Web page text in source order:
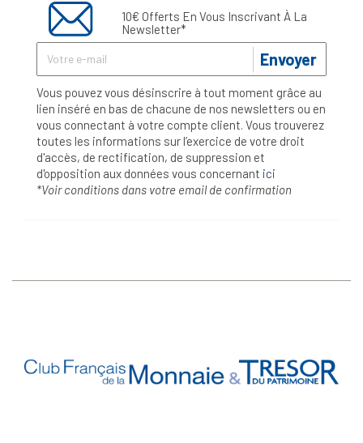
10€ Offerts En Vous Inscrivant À La
Newsletter*
Envoyer
Vous pouvez vous désinscrire à tout moment grâce au
lien inséré en bas de chacune de nos newsletters ou en
vous connectant à votre compte client. Vous trouverez
toutes les informations sur l’exercice de votre droit
d'accès, de rectification, de suppression et
d'opposition aux données vous concernant ici
*Voir conditions dans votre email de confirmation